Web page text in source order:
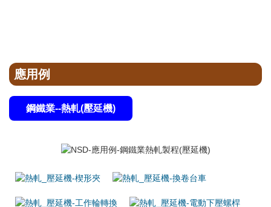
應用例
鋼鐵業--熱軋(壓延機)